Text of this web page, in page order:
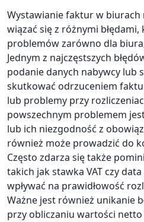
Wystawianie faktur w
wiązać się z różnymi
problemów zarówno dla
Jednym z najczęstszych
podanie danych nabywcy lub
skutkować odrzuceniem
lub problemy przy
powszechnym problemem
lub ich niezgodność z
również może prowadzić do
Często zdarza się także
takich jak stawka VAT czy
wpływać na prawidłowość
Ważne jest również unikanie
przy obliczaniu wartości